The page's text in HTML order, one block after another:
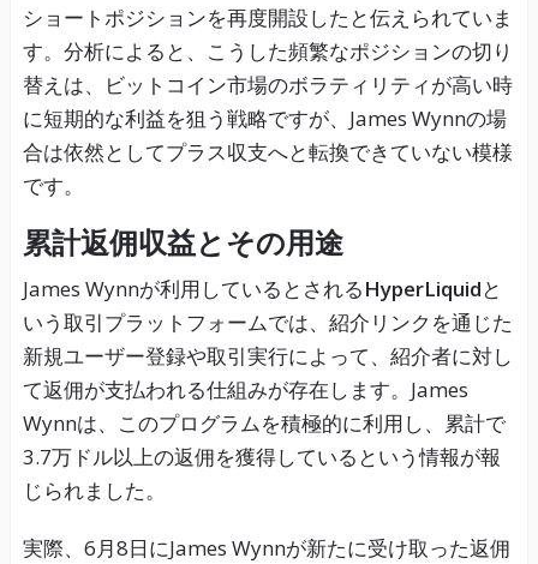
ショートポジションを再度開設したと伝えられていま
す。分析によると、こうした頻繁なポジションの切り
替えは、ビットコイン市場のボラティリティが高い時
に短期的な利益を狙う戦略ですが、James Wynnの場
合は依然としてプラス収支へと転換できていない模様
です。
累計返佣収益とその用途
James Wynnが利用しているとされるHyperLiquidと
いう取引プラットフォームでは、紹介リンクを通じた
新規ユーザー登録や取引実行によって、紹介者に対し
て返佣が支払われる仕組みが存在します。James
Wynnは、このプログラムを積極的に利用し、累計で
3.7万ドル以上の返佣を獲得しているという情報が報
じられました。
実際、6月8日にJames Wynnが新たに受け取った返佣